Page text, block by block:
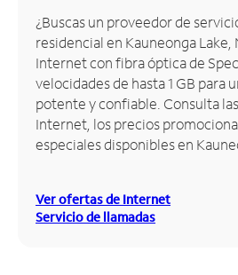
Inglés
Administrar
cuenta
Encuentra
una
tienda
¿Buscas un proveedor de
residencial en Kauneonga Lake,
Internet con fibra óptica de
velocidades de hasta 1 GB para
potente y confiable. Consulta
Internet, los precios
especiales disponibles en
Ver ofertas de Internet
Servicio de llamadas